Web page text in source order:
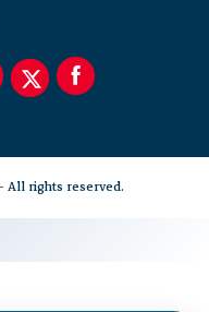
All rights reserved.